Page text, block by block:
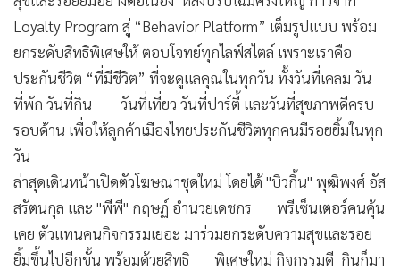
• วิทยาศาสตร์
• SMEs
• หุ้น
• อินโดจีน
• กองทุนรวม
Celeb Online
Factcheck
ญี่ปุ่น
• News1
Loyalty Program สู่ “Behavior Platform” เต็มรูปแบบ พร้อม
ยกระดับสิทธิพิเศษให้ ตอบโจทย์ทุกไลฟ์สไตล์ เพราะเราคือ
ประกันชีวิต “ที่มีชีวิต” ที่จะดูแลคุณในทุกวัน ทั้งวันที่เคลม วัน
ที่พัก วันที่กิน วันที่เที่ยว วันที่ปาร์ตี้ และวันที่สุขภาพดีครบ
รอบด้าน เพื่อให้ลูกค้าเมืองไทยประกันชีวิตทุกคนมีรอยยิ้มในทุก
วัน
ล่าสุดเดินหน้าเปิดตัวโฆษณาชุดใหม่ โดยได้ "บิวกิ้น" พุฒิพงศ์ อัส
สรัตนกุล และ "พีพี" กฤษฏ์ อำนวยเดชกร พรีเซ็นเตอร์คนคุ้น
เคย ตัวแทนคนกิจกรรมเยอะ มาร่วมยกระดับความสุขและรอย
ยิ้มขึ้นไปอีกขั้น พร้อมด้วยสิทธิ พิเศษใหม่ กิจกรรมดี กินก็มา